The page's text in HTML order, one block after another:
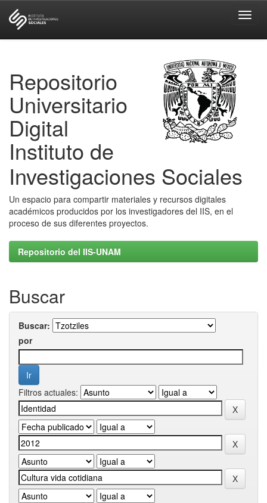
Repositorio
Universitario
Digital
Instituto de
Investigaciones Sociales
Un espacio para compartir materiales y recursos digitales
académicos producidos por los investigadores del IIS, en el
proceso de sus diferentes proyectos.
Repositorio del IIS-UNAM
Buscar
Buscar:
por
Filtros actuales: